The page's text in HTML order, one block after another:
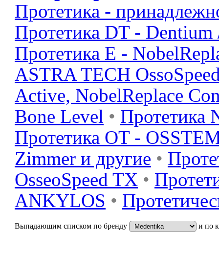
Протетика -
Протетика DT -
Протетика E -
ASTRA TECH
Active, NobelReplace
Bone Level • Протетика
Протетика OT -
Zimmer и другие •
OsseoSpeed TX •
ANKYLOS •
Выпадающим списком по бренду и по